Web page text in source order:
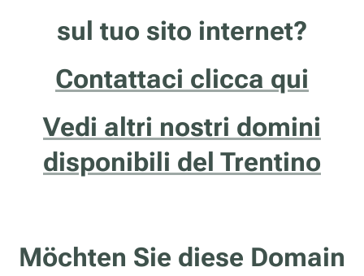
sul tuo sito internet?
Contattaci clicca qui
Vedi altri nostri domini
disponibili del Trentino
Möchten Sie diese Domain